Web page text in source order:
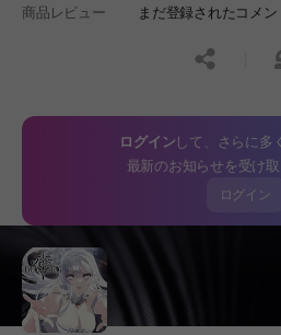
商品レビュー
まだ登録されたコメ
공유하
ログインして、さらに多
最新のお知らせを受け取
ログイン